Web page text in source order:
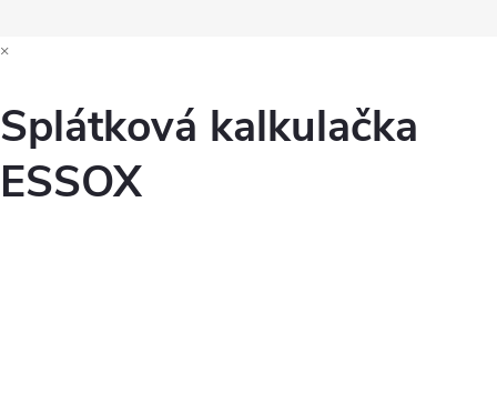
×
Splátková kalkulačka
ESSOX